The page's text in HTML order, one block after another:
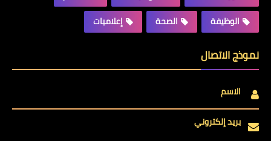
الوظيفة
الصحة إعلاميات
نموذج الاتصال
الاسم
بريد إلكتروني